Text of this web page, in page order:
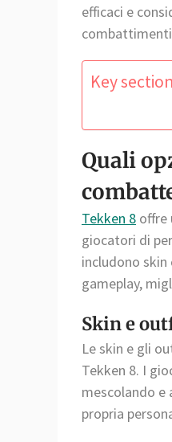
efficaci e
Key
Quali
Tekken 8 offre
giocatori di
includono
gameplay,
Skin e
Le skin e gli
Tekken 8. I
mescolando
propria